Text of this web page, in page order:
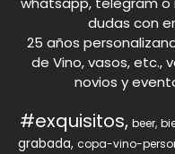
dudas con
25 años
de Vino, vasos, etc.,
novios y
#exquisitos beer
grabada copa-vino-